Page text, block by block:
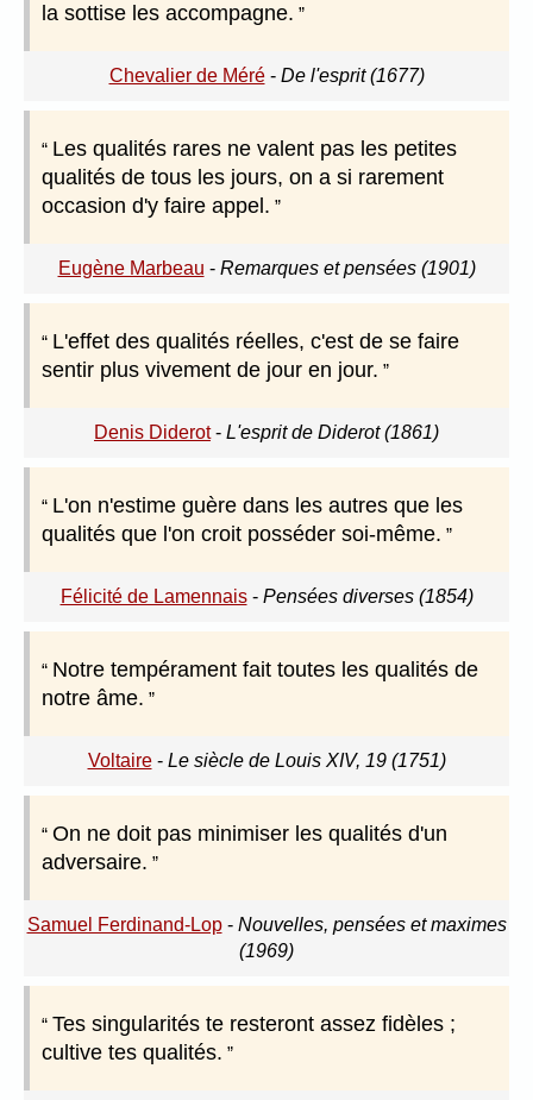
la sottise les accompagne.
Chevalier de Méré- De l'esprit (1677)
Les qualités rares ne valent pas les petites
qualités de tous les jours, on a si rarement
occasion d'y faire appel.
Eugène Marbeau - Remarques et pensées (1901)
L'effet des qualités réelles, c'est de se faire
sentir plus vivement de jour en jour.
Denis Diderot- L'esprit de Diderot (1861)
L'on n'estime guère dans les autres que les
qualités que l'on croit posséder soi-même.
Félicité de Lamennais- Pensées diverses (1854)
Notre tempérament fait toutes les qualités de
notre âme.
Voltaire- Le siècle de Louis XIV, 19 (1751)
On ne doit pas minimiser les qualités d'un
adversaire.
Samuel Ferdinand-Lop- Nouvelles, pensées et maximes
(1969)
Tes singularités te resteront assez fidèles ;
cultive tes qualités.